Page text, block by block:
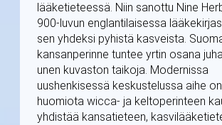
lääketieteessä. Niin sanottu Nine
900-luvun englantilaisessa
sen yhdeksi pyhistä kasveista.
kansanperinne tuntee yrtin osana
unen kuvaston taikoja. Modernissa
uushenkisessä keskustelussa aihe
huomiota wicca- ja keltoperinteen
yhdistää kansatieteen,